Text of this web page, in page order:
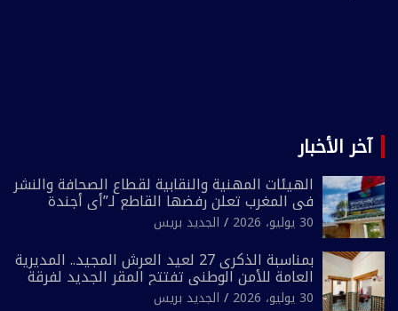
آخر الأخبار
الهيئات المهنية والنقابية لقطاع الصحافة والنشر
في المغرب تعلن رفضها القاطع لـ”أي أجندة
انتخابية مُعدة على مقاس سياسي ومصلحي
ضيق”
30 يوليو، 2026 الجديد بريس
بمناسبة الذكرى 27 لعيد العرش المجيد.. المديرية
العامة للأمن الوطني تفتتح المقر الجديد لفرقة
الشرطة السياحية بفاس
30 يوليو، 2026 الجديد بريس